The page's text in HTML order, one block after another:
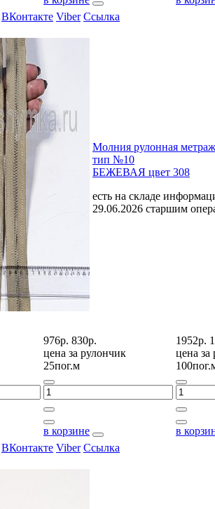
ВКонтакте Viber Ссылка
Молния рулонная
тип №10
БЕЖЕВАЯ цвет 308
есть на складе
29.06.2026 старшим
976р. 830р.
цена за рулончик
25пог.м
в корзине
1952р.
цена за
в
ВКонтакте Viber Ссылка